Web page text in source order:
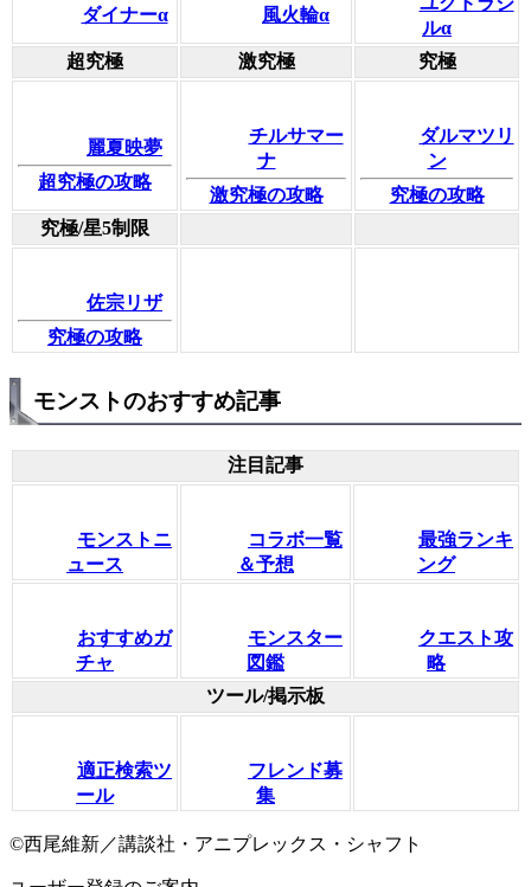
ダイナーα 風火輪α
ルα
超究極
激究極 究極
麗夏映夢
超究極の攻略
チルサマー
ナ
激究極の攻略
ダルマツリ
ン
究極の攻略
究極/星5制限
佐宗リザ
究極の攻略
モンストのおすすめ記事
注目記事
モンストニ
ュース
コラボ一覧
＆予想
最強ランキ
ング
おすすめガ
チャ
モンスター
図鑑
クエスト攻
略
ツール/掲示板
適正検索ツ
ール
フレンド募
集
©西尾維新／講談社・アニプレックス・シャフト